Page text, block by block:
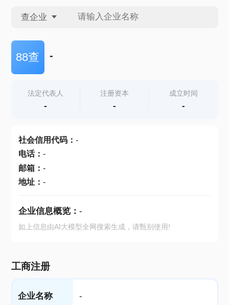
查企业
查企业
查产地
88查 -
法定代表人
-
注册资本
-
成立时间
-
社会信用代码： -
电话： -
邮箱： -
地址： -
企业信息概览： -
如上信息由AI大模型全网搜索生成，请甄别使用!
工商注册
企业名称 -